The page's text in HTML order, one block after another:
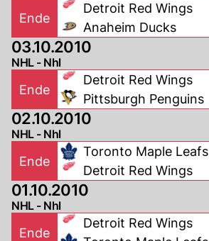
Ende
Detroit Red Wings
Anaheim Ducks
03.10.2010
NHL - Nhl
Ende
Detroit Red Wings
Pittsburgh Penguins
02.10.2010
NHL - Nhl
Ende
Toronto Maple Leafs
Detroit Red Wings
01.10.2010
NHL - Nhl
Ende
Detroit Red Wings